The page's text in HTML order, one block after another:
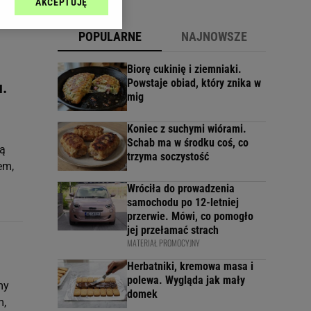
POPULARNE NAJNOWSZE
Biorę cukinię i ziemniaki.
Powstaje obiad, który znika w
mig
Koniec z suchymi wiórami.
Schab ma w środku coś, co
trzyma soczystość
Wróciła do prowadzenia
samochodu po 12-letniej
przerwie. Mówi, co pomogło
jej przełamać strach
MATERIAŁ PROMOCYJNY
Herbatniki, kremowa masa i
polewa. Wygląda jak mały
domek
sp. z o.o., jej
danych poprzez
Zmiana ustawień
celów identyfikacji.
reklam i treści,